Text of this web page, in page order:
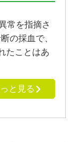
常を指摘さ
の採血で、
たことはあ
と見る